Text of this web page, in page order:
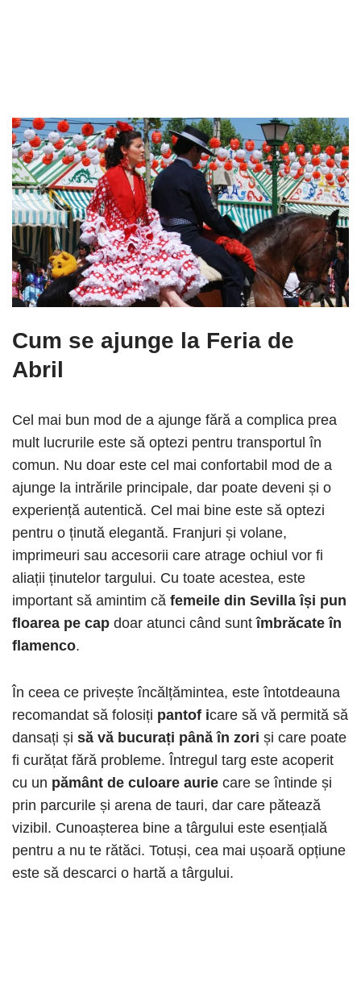
Cum se ajunge la Feria de
Abril
Cel mai bun mod de a ajunge fără a complica prea
mult lucrurile este să optezi pentru transportul în
comun. Nu doar este cel mai confortabil mod de a
ajunge la intrările principale, dar poate deveni și o
experiență autentică. Cel mai bine este să optezi
pentru o ținută elegantă. Franjuri și volane,
imprimeuri sau accesorii care atrage ochiul vor fi
aliații ținutelor targului. Cu toate acestea, este
important să amintim că femeile din Sevilla își pun
floarea pe cap doar atunci când suntîmbrăcate în
flamenco.
În ceea ce privește încălțămintea, este întotdeauna
recomandat să folosiți pantof icare să vă permită să
dansați și să vă bucurați până în zori și care poate
fi curățat fără probleme. Întregul targ este acoperit
cu un pământ de culoare aurie care se întinde și
prin parcurile și arena de tauri, dar care pătează
vizibil. Cunoașterea bine a târgului este esențială
pentru a nu te rătăci. Totuși, cea mai ușoară opțiune
este să descarci o hartă a târgului.